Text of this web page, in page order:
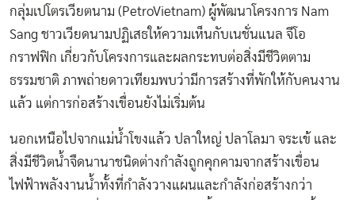
กลุ่มเปโตรเวียตนาม (PetroVietnam) ผู้พัฒนาโครงการ Nam
Sang ชาวเวียดนามปฏิเสธให้ความเห็นกับเนชั่นแนล จีโอ
กราฟฟิก เกี่ยวกับโครงการและผลกระทบต่อสิ่งมีชีวิตตาม
ธรรมชาติ ภาพถ่ายดาวเทียมพบว่ามีการสร้างที่พักให้กับคนงาน
แล้ว แต่การก่อสร้างเขื่อนยังไม่เริ่มต้น
นอกเหนือไปจากแม่น้ำโขงแล้ว ปลาใหญ่ ปลาโลมา จระเข้ และ
สิ่งมีชีวิตน้ำจืดนานาชนิดต่างกำลังถูกคุกคามจากสร้างเขื่อน
ไฟฟ้าพลังงานน้ำทั้งที่กำลังวางแผนและกำลังก่อสร้างกว่า